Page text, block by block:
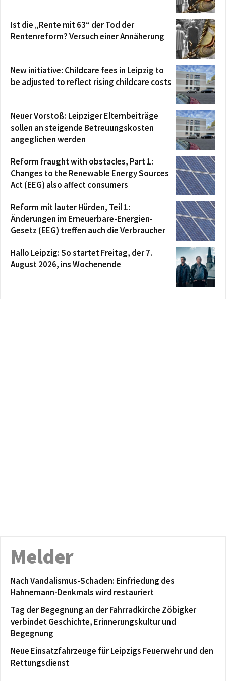
Ist die „Rente mit 63“ der Tod der
Rentenreform? Versuch einer Annäherung
New initiative: Childcare fees in Leipzig to
be adjusted to reflect rising childcare costs
Neuer Vorstoß: Leipziger Elternbeiträge
sollen an steigende Betreuungskosten
angeglichen werden
Reform fraught with obstacles, Part 1:
Changes to the Renewable Energy Sources
Act (EEG) also affect consumers
Reform mit lauter Hürden, Teil 1:
Änderungen im Erneuerbare-Energien-
Gesetz (EEG) treffen auch die Verbraucher
Hallo Leipzig: So startet Freitag, der 7.
August 2026, ins Wochenende
Melder
Nach Vandalismus-Schaden: Einfriedung des
Hahnemann-Denkmals wird restauriert
Tag der Begegnung an der Fahrradkirche Zöbigker
verbindet Geschichte, Erinnerungskultur und
Begegnung
Neue Einsatzfahrzeuge für Leipzigs Feuerwehr und den
Rettungsdienst